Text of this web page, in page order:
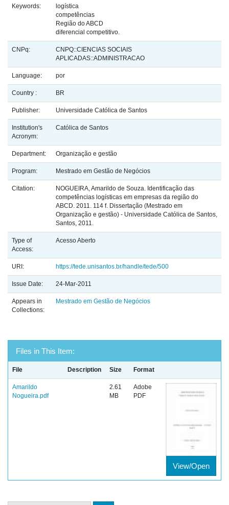
Keywords:
logística
competências
Região do ABCD
diferencial competitivo.
CNPq:
CNPQ::CIENCIAS SOCIAIS
APLICADAS::ADMINISTRACAO
Language: por
Country : BR
Publisher: Universidade Católica de Santos
Institution's
Acronym:
Católica de Santos
Department: Organização e gestão
Program: Mestrado em Gestão de Negócios
Citation:
NOGUEIRA, Amarildo de Souza. Identificação das
competências logísticas em empresas da região do
ABCD. 2011. 114 f. Dissertação (Mestrado em
Organização e gestão) - Universidade Católica de Santos,
Santos, 2011.
Type of
Access:
Acesso Aberto
URI: https://tede.unisantos.br/handle/tede/500
Issue Date: 24-Mar-2011
Appears in
Collections:
Mestrado em Gestão de Negócios
Files in This Item:
File Description Size Format
Amarildo
Nogueira.pdf
2.61
MB
Adobe
PDF
View/Open